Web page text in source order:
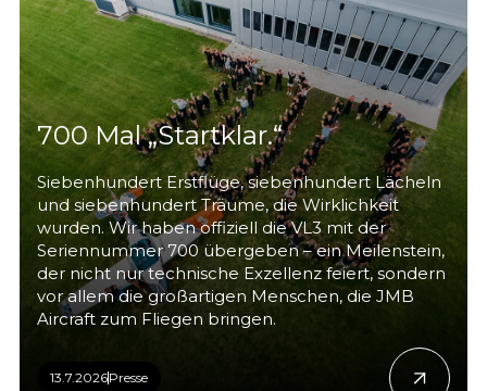
700 Mal „Startklar.“
Siebenhundert Erstflüge, siebenhundert Lächeln
und siebenhundert Träume, die Wirklichkeit
wurden. Wir haben offiziell die VL3 mit der
Seriennummer 700 übergeben – ein Meilenstein,
der nicht nur technische Exzellenz feiert, sondern
vor allem die großartigen Menschen, die JMB
Aircraft zum Fliegen bringen.
13.7.2026Presse